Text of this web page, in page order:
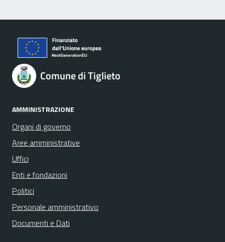
Comune di Tiglieto
AMMINISTRAZIONE
Organi di governo
Aree amministrative
Uffici
Enti e fondazioni
Politici
Personale amministrativo
Documenti e Dati